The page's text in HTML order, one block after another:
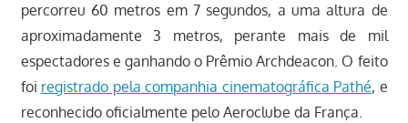
percorreu 60 metros em 7 segundos, a uma altura de
aproximadamente 3 metros, perante mais de mil
espectadores e ganhando o Prêmio Archdeacon. O feito
foi registrado pela companhia cinematográfica Pathé, e
reconhecido oficialmente pelo Aeroclube da França.